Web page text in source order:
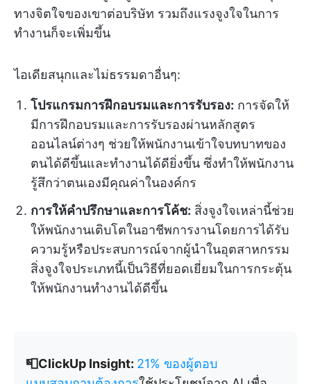
ทางจิตใจของเขาต่อบริษัท รวมถึงแรงจูงใจในการ
ทำงานก็จะเพิ่มขึ้น
ไอเดียสนุกและไม่ธรรมดาอื่นๆ:
โปรแกรมการฝึกอบรมและการรับรอง: การจัดให้
มีการฝึกอบรมและการรับรองผ่านหลักสูตร
ออนไลน์ต่างๆ ช่วยให้พนักงานเข้าใจบทบาทของ
ตนได้ดีขึ้นและทำงานได้ดียิ่งขึ้น ซึ่งทำให้พนักงาน
รู้สึกว่าตนเองมีคุณค่าในองค์กร
การให้คำปรึกษาและการโค้ช: สิ่งจูงใจเหล่านี้ช่วย
ให้พนักงานเติบโตในอาชีพการงานโดยการได้รับ
ความรู้หรือประสบการณ์จากผู้นำในอุตสาหกรรม
สิ่งจูงใจประเภทนี้เป็นวิธีที่ยอดเยี่ยมในการกระตุ้น
ให้พนักงานทำงานได้ดีขึ้น
📮ClickUp Insight: 21% ของผู้ตอบ